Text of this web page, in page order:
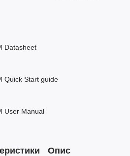
Datasheet
Quick Start guide
User Manual
Опис